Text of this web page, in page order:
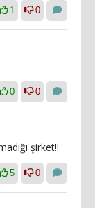
1 0
0 0
şirket!!
5 0